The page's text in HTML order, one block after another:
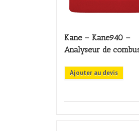
Kane – Kane940 –
Analyseur de
Ajouter au devis